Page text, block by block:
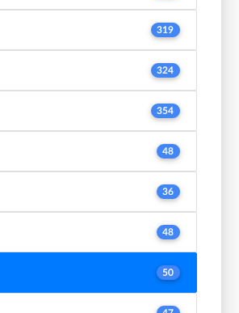
319
324
354
48
36
48
50